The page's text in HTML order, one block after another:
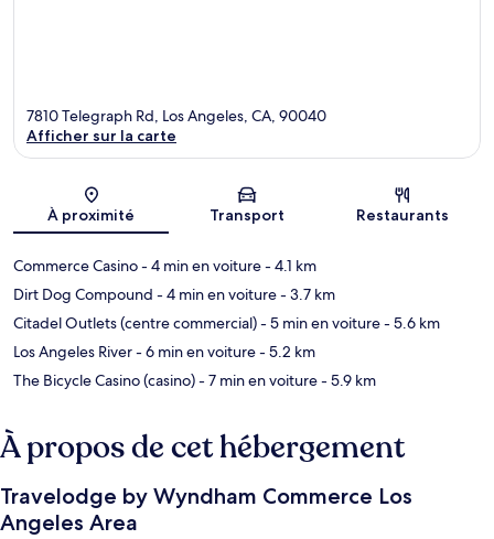
Carte
7810 Telegraph Rd, Los Angeles, CA, 90040
Afficher sur la carte
À proximité Transport Restaurants
Commerce Casino- 4 min en voiture- 4.1 km
Dirt Dog Compound - 4 min en voiture- 3.7 km
Citadel Outlets (centre commercial)- 5 min en voiture- 5.6 km
Los Angeles River- 6 min en voiture- 5.2 km
The Bicycle Casino (casino)- 7 min en voiture- 5.9 km
À propos de cet hébergement
Travelodge by Wyndham Commerce Los
Angeles Area